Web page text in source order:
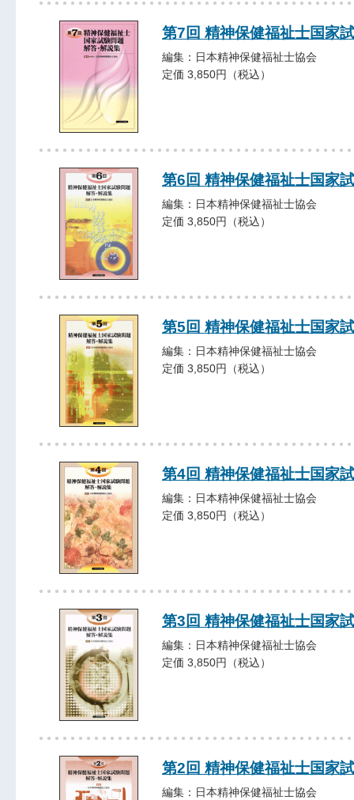
第7回 精神保健福祉士国家
編集：日本精神保健福祉士協会
定価 3,850円（税込）
第6回 精神保健福祉士国家
編集：日本精神保健福祉士協会
定価 3,850円（税込）
第5回 精神保健福祉士国家
編集：日本精神保健福祉士協会
定価 3,850円（税込）
第4回 精神保健福祉士国家
編集：日本精神保健福祉士協会
定価 3,850円（税込）
第3回 精神保健福祉士国家
編集：日本精神保健福祉士協会
定価 3,850円（税込）
第2回 精神保健福祉士国家
編集：日本精神保健福祉士協会